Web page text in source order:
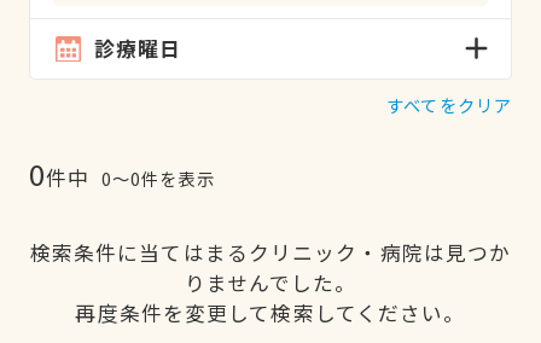
診療曜日
すべてをクリア
0件中 0〜0件を表示
検索条件に当てはまるクリニック・病院は見つか
りませんでした。
再度条件を変更して検索してください。